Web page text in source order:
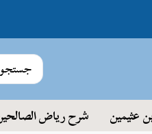
عثیمین شرح ریاض